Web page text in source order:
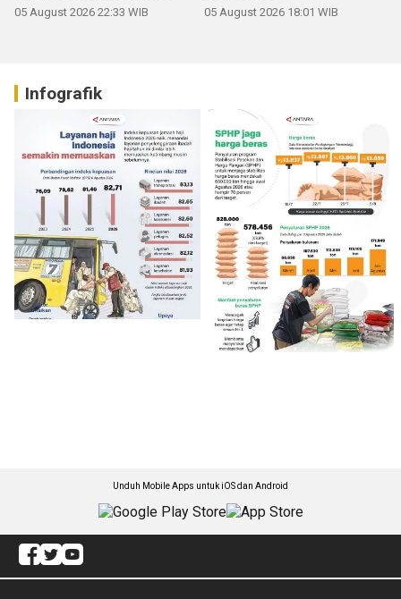
05 August 2026 22:33 WIB 05 August 2026 18:01 WIB
Infografik
Unduh Mobile Apps untuk iOS dan Android